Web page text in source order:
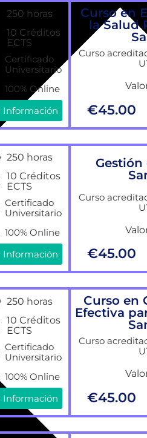
250 horas
10 Créditos
ECTS
Certificado
Universitario
100% Online
Información
Curso en
la Salud
Curso
€45.00
250 horas
10 Créditos
ECTS
Certificado
Universitario
100% Online
Información
Gestión
Curso
€45.00
250 horas
10 Créditos
ECTS
Certificado
Universitario
100% Online
Información
Curso en
Efectiva
Curso
€45.00